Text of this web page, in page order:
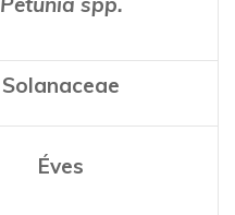
Solanaceae
Éves